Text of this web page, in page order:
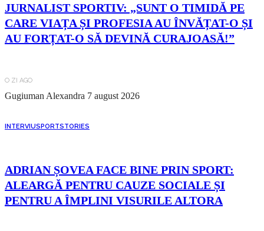
JURNALIST SPORTIV: „SUNT O TIMIDĂ PE
CARE VIAȚA ȘI PROFESIA AU ÎNVĂȚAT-O ȘI
AU FORȚAT-O SĂ DEVINĂ CURAJOASĂ!”
O ZI AGO
Gugiuman Alexandra 7 august 2026
INTERVIUSPORTSTORIES
ADRIAN ȘOVEA FACE BINE PRIN SPORT:
ALEARGĂ PENTRU CAUZE SOCIALE ȘI
PENTRU A ÎMPLINI VISURILE ALTORA